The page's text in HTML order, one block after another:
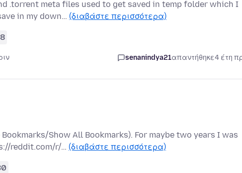
.torrent meta files used to get saved in temp folder which I
in my down… (διαβάστε περισσότερα)
senanindya21απαντήθηκε4 έτη
Show All Bookmarks). For maybe two years I was
reddit.com/r/… (διαβάστε περισσότερα)